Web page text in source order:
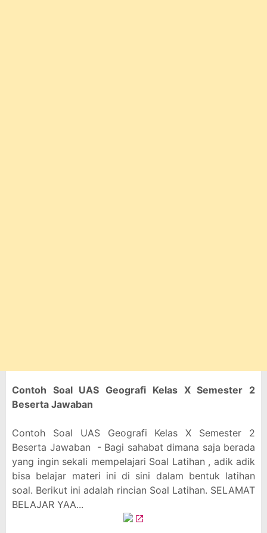
Contoh Soal UAS Geografi Kelas X Semester 2
Beserta Jawaban
Contoh Soal UAS Geografi Kelas X Semester 2
Beserta Jawaban - Bagi sahabat dimana saja berada
yang ingin sekali mempelajari Soal Latihan , adik adik
bisa belajar materi ini di sini dalam bentuk latihan
soal. Berikut ini adalah rincian Soal Latihan. SELAMAT
BELAJAR YAA...